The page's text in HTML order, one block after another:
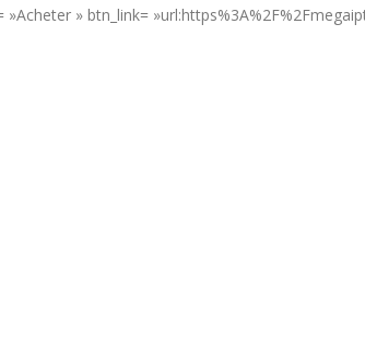
» btn_link=